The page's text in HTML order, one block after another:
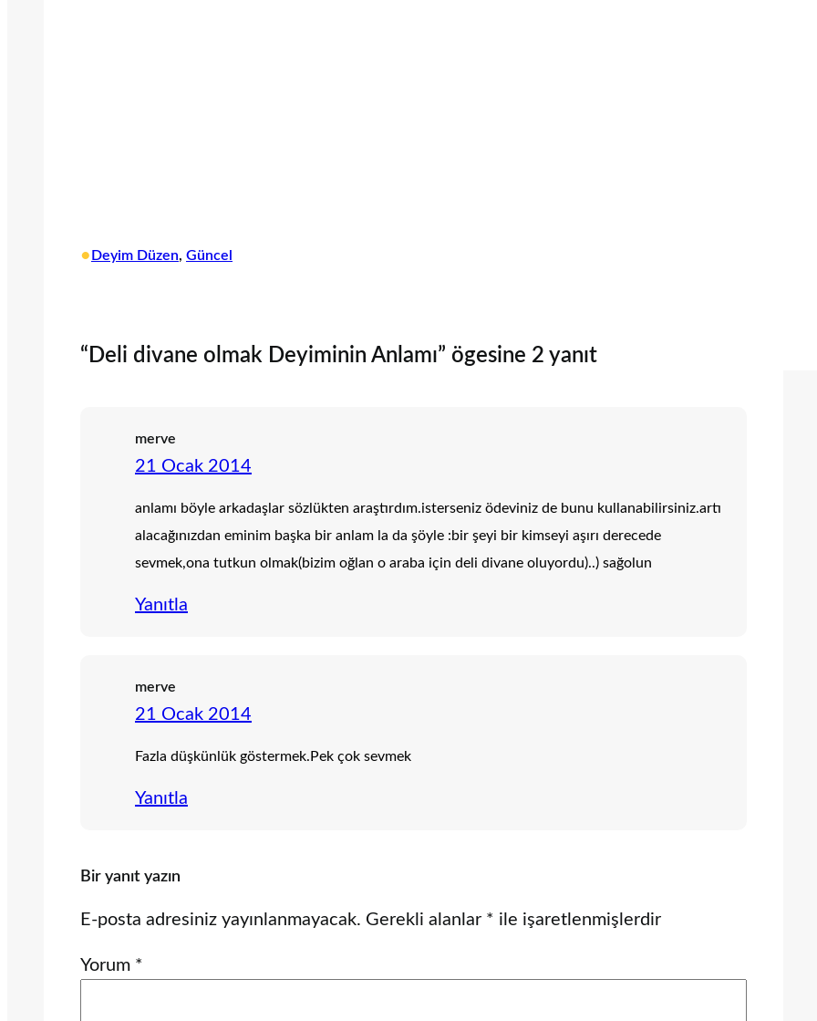
• Deyim Düzen, Güncel
“Deli divane olmak Deyiminin Anlamı” ögesine 2 yanıt
merve
21 Ocak 2014
anlamı böyle arkadaşlar sözlükten araştırdım.isterseniz ödeviniz de bunu kullanabilirsiniz.artı
alacağınızdan eminim başka bir anlam la da şöyle :bir şeyi bir kimseyi aşırı derecede
sevmek,ona tutkun olmak(bizim oğlan o araba için deli divane oluyordu)..) sağolun
Yanıtla
merve
21 Ocak 2014
Fazla düşkünlük göstermek.Pek çok sevmek
Yanıtla
Bir yanıt yazın
E-posta adresiniz yayınlanmayacak. Gerekli alanlar * ile işaretlenmişlerdir
Yorum *